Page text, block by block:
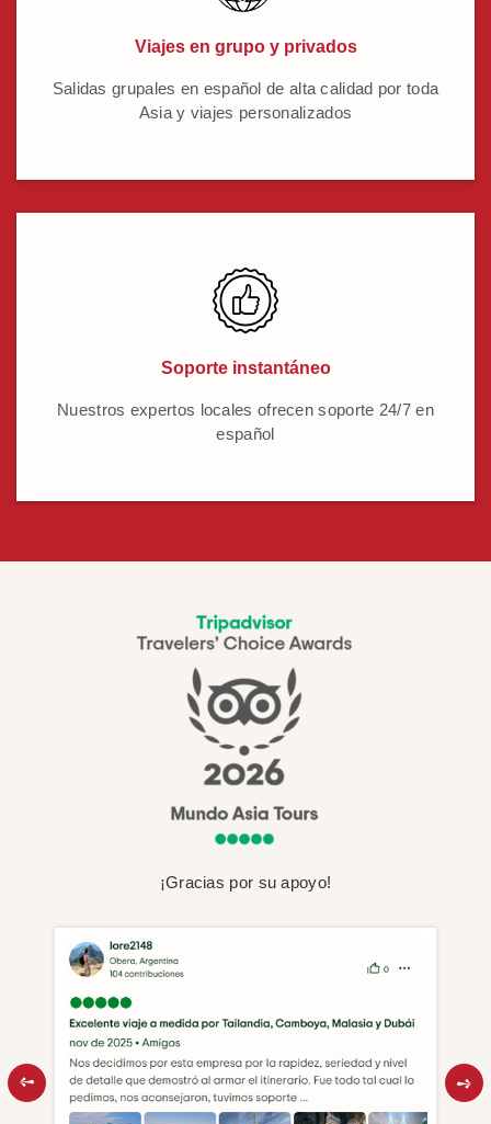
Viajes en grupo y privados
Salidas grupales en español de alta calidad por toda
Asia y viajes personalizados
Soporte instantáneo
Nuestros expertos locales ofrecen soporte 24/7 en
español
¡Gracias por su apoyo!